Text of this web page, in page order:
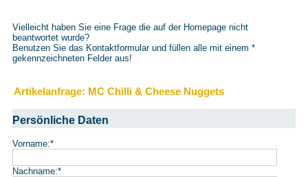
Vielleicht haben Sie eine Frage die auf der Homepage nicht
beantwortet wurde?
Benutzen Sie das Kontaktformular und füllen alle mit einem *
gekennzeichneten Felder aus!
Artikelanfrage: MC Chilli & Cheese Nuggets
Persönliche Daten
Vorname:*
Nachname:*